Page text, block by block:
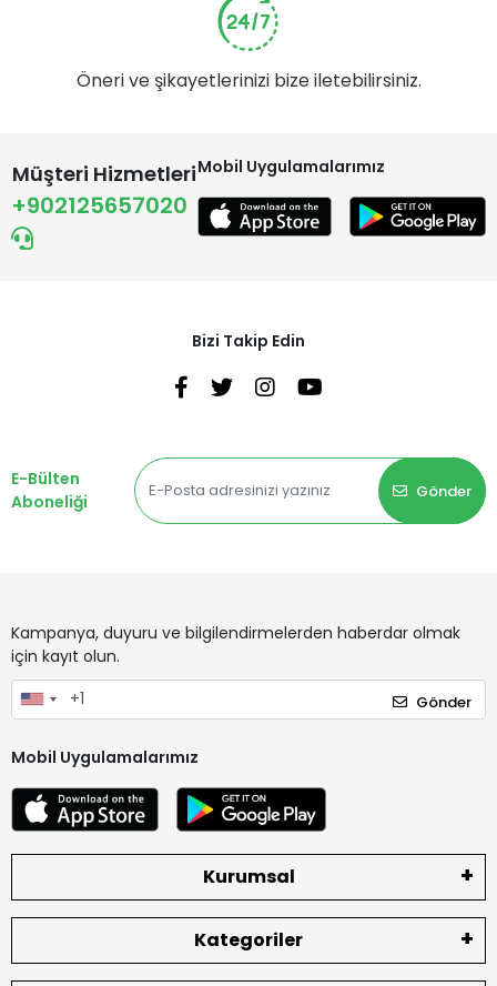
Öneri ve şikayetlerinizi bize iletebilirsiniz.
Müşteri Hizmetleri
+902125657020
Mobil Uygulamalarımız
Bizi Takip Edin
E-Bülten
Aboneliği
Gönder
Kampanya, duyuru ve bilgilendirmelerden haberdar olmak
için kayıt olun.
Gönder
Mobil Uygulamalarımız
Kurumsal
Kategoriler